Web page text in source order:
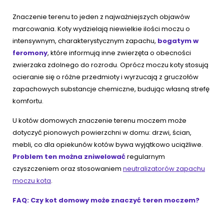
Znaczenie terenu to jeden z najważniejszych objawów
marcowania. Koty wydzielają niewielkie ilości moczu o
intensywnym, charakterystycznym zapachu, bogatym w
feromony, które informują inne zwierzęta o obecności
zwierzaka zdolnego do rozrodu. Oprócz moczu koty stosują
ocieranie się o różne przedmioty i wyrzucają z gruczołów
zapachowych substancje chemiczne, budując własną strefę
komfortu.
U kotów domowych znaczenie terenu moczem może
dotyczyć pionowych powierzchni w domu: drzwi, ścian,
mebli, co dla opiekunów kotów bywa wyjątkowo uciążliwe.
Problem ten można zniwelowaćregularnym
czyszczeniem oraz stosowaniem neutralizatorów zapachu
moczu kota.
FAQ: Czy kot domowy może znaczyć teren moczem?